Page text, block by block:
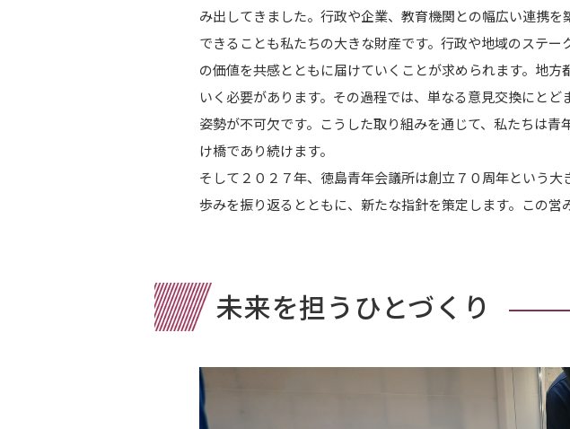
み出してきました。行政や企業、教育機関との幅広い連携
できることも私たちの大きな財産です。行政や地域のステ
の価値を共感とともに届けていくことが求められます。地
いく必要があります。その過程では、単なる意見交換にと
姿勢が不可欠です。こうした取り組みを通じて、私たちは
け橋であり続けます。
そして２０２７年、徳島青年会議所は創立７０周年という
歩みを振り返るとともに、新たな指針を策定します。この
未来を担うひとづくり